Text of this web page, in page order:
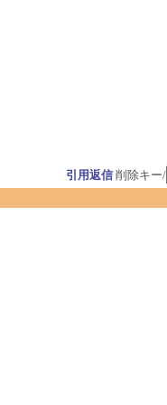
引用返信 削除キー/